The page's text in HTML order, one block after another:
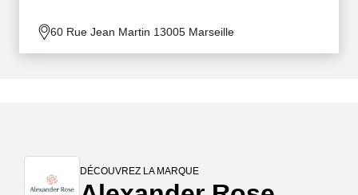
60 Rue Jean Martin 13005 Marseille
DÉCOUVREZ LA MARQUE